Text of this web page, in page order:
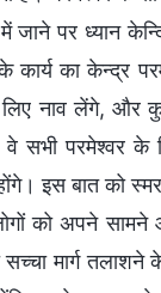
जाने पर ध्यान
कार्य का
नाव लेंगे, और
वे सभी
इस बात को
को अपने
सच्चा मार्ग